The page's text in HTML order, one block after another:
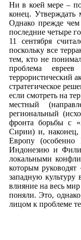
Ни в коей мере –
конец.
Однако прежде чем
последние четыре
11 сентября
поскольку все
тем, кто не
проблема
террористический
стратегическое
если смотреть на
местный
региональный
фронта борьбы с
Сирии) и, наконец,
Европу
Индонезию и
локальными
которым
западную культуру
влияние на весь
поняли. Это,
лицом к проблеме